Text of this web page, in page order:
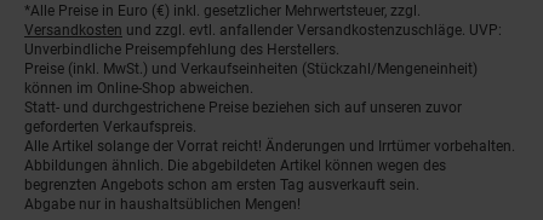
Fußnoten
*Alle Preise in Euro (€) inkl. gesetzlicher Mehrwertsteuer, zzgl.
Versandkosten und zzgl. evtl. anfallender Versandkostenzuschläge. UVP:
Unverbindliche Preisempfehlung des Herstellers.
Preise (inkl. MwSt.) und Verkaufseinheiten (Stückzahl/Mengeneinheit)
können im Online-Shop abweichen.
Statt- und durchgestrichene Preise beziehen sich auf unseren zuvor
geforderten Verkaufspreis.
Alle Artikel solange der Vorrat reicht! Änderungen und Irrtümer vorbehalten.
Abbildungen ähnlich. Die abgebildeten Artikel können wegen des
begrenzten Angebots schon am ersten Tag ausverkauft sein.
Abgabe nur in haushaltsüblichen Mengen!